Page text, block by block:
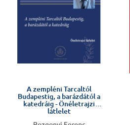
A zempléni Tarcaltól
Budapestig, a barázdától a
katedráig - Önéletrajzi
látlelet